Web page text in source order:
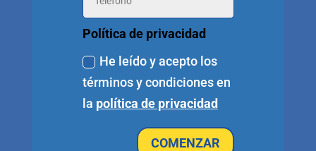
Política de privacidad
He leído y acepto los
términos y condiciones en
la política de privacidad
COMENZAR